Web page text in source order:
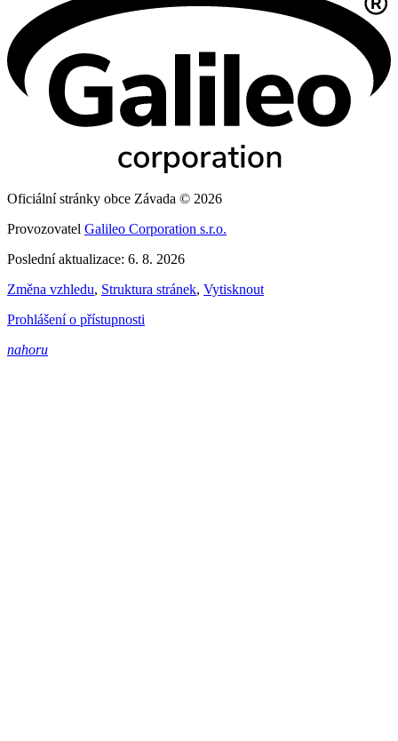
Oficiální stránky obce Závada © 2026
Provozovatel Galileo Corporation s.r.o.
Poslední aktualizace: 6. 8. 2026
Změna vzhledu, Struktura stránek, Vytisknout
Prohlášení o přístupnosti
nahoru